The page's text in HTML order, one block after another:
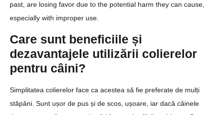
past, are losing favor due to the potential harm they can cause,
especially with improper use.
Care sunt beneficiile și
dezavantajele utilizării colierelor
pentru câini?
Simplitatea colierelor face ca acestea să fie preferate de mulți
stăpâni. Sunt ușor de pus și de scos, ușoare, iar dacă câinele